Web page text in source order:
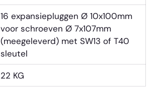
16 expansiepluggen Ø 10x100mm
voor schroeven Ø 7x107mm
(meegeleverd) met SW13 of T40
sleutel
22 KG